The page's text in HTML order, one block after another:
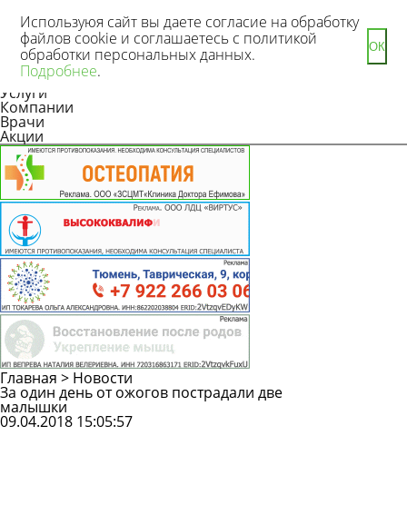
Новости
Статьи
Услуги
Компании
Врачи
Акции
Главная > Новости
За один день от ожогов пострадали две
малышки
09.04.2018 15:05:57
Используюя сайт вы даете согласие на обработку
файлов cookie и соглашаетесь с политикой
обработки персональных данных.
Подробнее.
ОК